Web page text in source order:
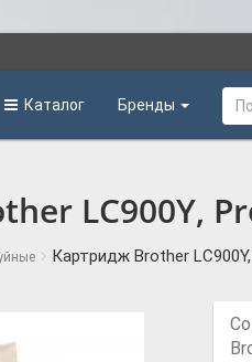
Каталог Бренды
LC900Y,
Картридж Brother